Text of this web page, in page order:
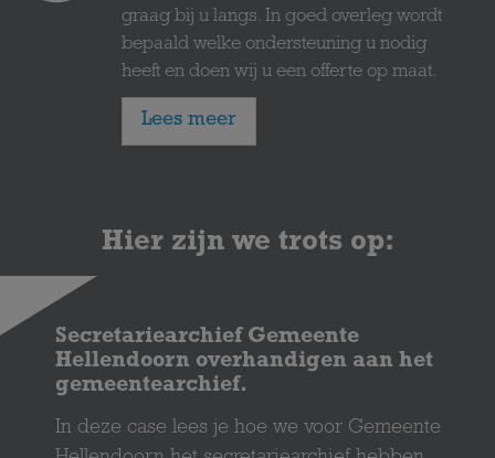
graag bij u langs. In goed overleg wordt
bepaald welke ondersteuning u nodig
heeft en doen wij u een offerte op maat.
Lees meer
Hier zijn we trots op:
Secretariearchief Gemeente
Hellendoorn overhandigen aan het
gemeentearchief.
In deze case lees je hoe we voor Gemeente